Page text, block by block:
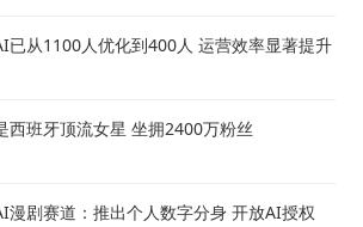
已从1100人优化到400人 运营效率显著提升
西班牙顶流女星 坐拥2400万粉丝
漫剧赛道：推出个人数字分身 开放AI授权